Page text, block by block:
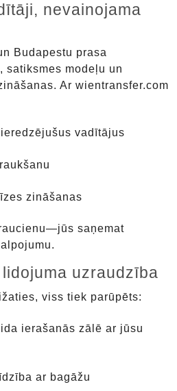
nevainojama
Budapestu prasa
satiksmes modeļu un
Ar wientransfer.com
vadītājus
zināšanas
saņemat
uzraudzība
viss tiek parūpēts:
ierašanās zālē ar jūsu
ar bagāžu